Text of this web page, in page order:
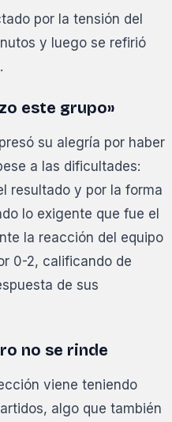
por la tensión del
y luego se refirió
este grupo»
su alegría por haber
a las dificultades:
resultado y por la forma
lo exigente que fue el
la reacción del equipo
0-2, calificando de
de sus
no se rinde
viene teniendo
algo que también